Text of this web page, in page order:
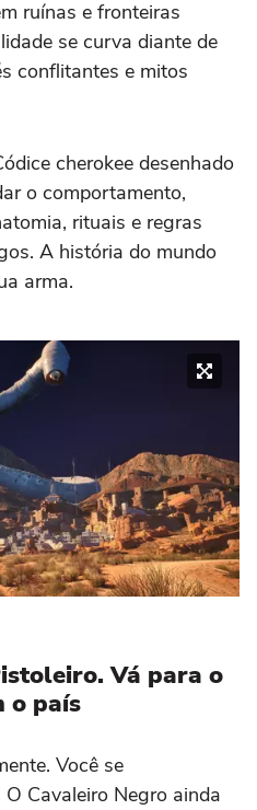
ruínas e fronteiras
se curva diante de
conflitantes e mitos
cherokee desenhado
o comportamento,
rituais e regras
A história do mundo
arma.
Vá para o
o país
Você se
Cavaleiro Negro ainda